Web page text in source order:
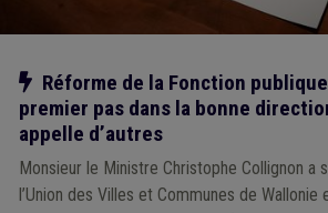
Notre action
Réforme de la Fonction
premier pas dans la bonne
appelle d’autres
Monsieur le Ministre Christophe Collignon a
l’Union des Villes et Communes de